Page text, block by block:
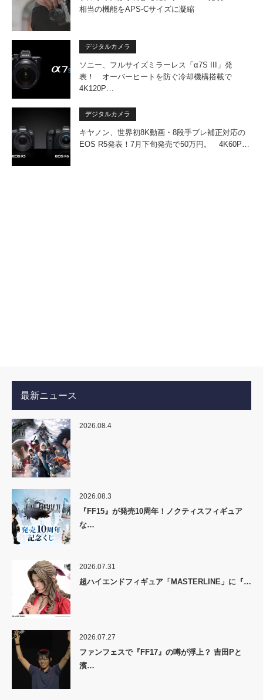
相当の機能をAPS-Cサイズに凝縮
デジタルカメラ
ソニー、フルサイズミラーレス「α7S III」発
表！ オーバーヒートを防ぐ冷却機構搭載で
4K120P…
デジタルカメラ
キヤノン、世界初8K動画・8段手ブレ補正対応の
EOS R5発表！7月下旬発売で50万円。 4K60P…
最新ニュース
2026.08.4
2026.08.3
『FF15』が発売10周年！ノクティスフィギュア
な…
2026.07.31
超ハイエンドフィギュア「MASTERLINE」に『…
2026.07.27
ファンフェスで『FF17』の噂が浮上？ 吉田Pと
濱…